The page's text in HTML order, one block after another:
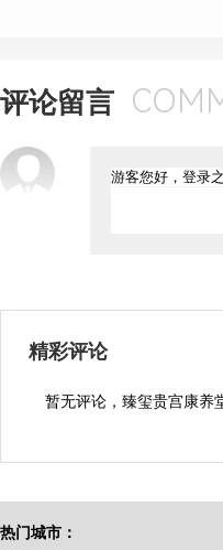
评论留言
精彩评论
暂无评论，臻玺贵宫康养
热门城市：